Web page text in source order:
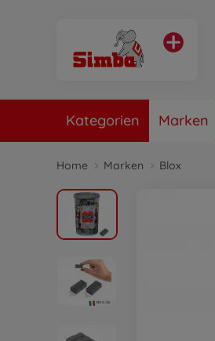
Kategorien Marken
Home Marken Blox